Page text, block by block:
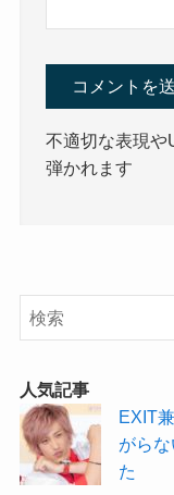
不適切な表現や
弾かれます
人気記事
EXIT
がら
た